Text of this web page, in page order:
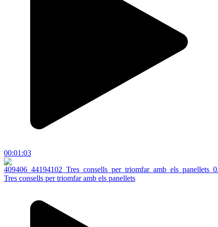
00:01:03
Tres consells per triomfar amb els panellets